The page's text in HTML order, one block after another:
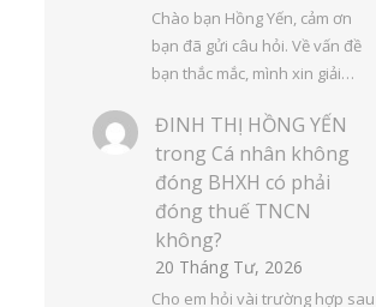
Chào bạn Hồng Yến, cảm ơn
bạn đã gửi câu hỏi. Về vấn đề
bạn thắc mắc, mình xin giải…
ĐINH THỊ HỒNG YẾN
trong Cá nhân không
đóng BHXH có phải
đóng thuế TNCN
không?
20 Tháng Tư, 2026
Cho em hỏi vài trường hợp sau